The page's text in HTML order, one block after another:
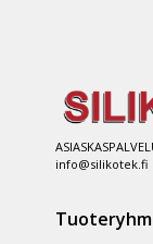
info@silikotek.fi